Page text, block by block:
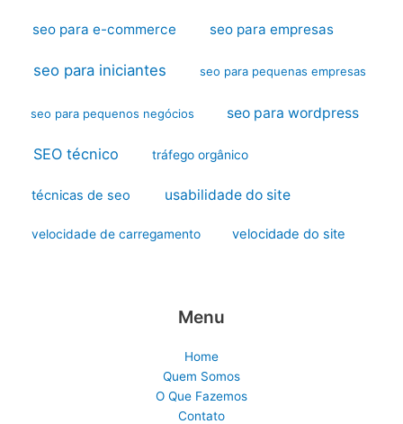
seo para e-commerce seo para empresas
seo para iniciantes seo para pequenas empresas
seo para pequenos negócios seo para wordpress
SEO técnico tráfego orgânico
técnicas de seo usabilidade do site
velocidade de carregamento velocidade do site
Menu
Home
Quem Somos
O Que Fazemos
Contato